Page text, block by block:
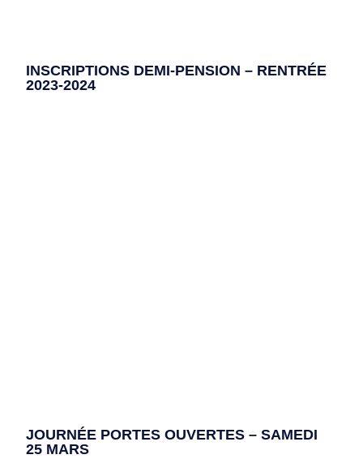
INSCRIPTIONS DEMI-PENSION – RENTRÉE
2023-2024
JOURNÉE PORTES OUVERTES – SAMEDI
25 MARS